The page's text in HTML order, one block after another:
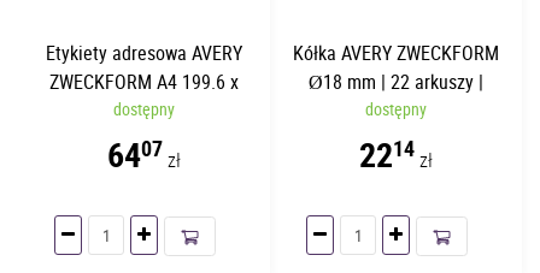
Etykiety adresowa AVERY
ZWECKFORM A4 199.6 x
289.1mm | 25 arkuszy
dostępny
6407zł
Kółka AVERY ZWECKFORM
Ø18 mm | 22 arkuszy |
1056 etykiet
dostępny
2214zł